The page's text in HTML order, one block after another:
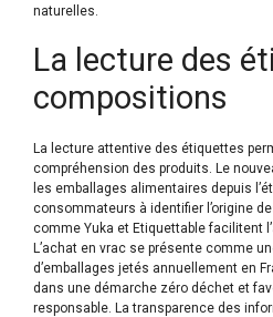
naturelles.
La lecture des
compositions
La lecture attentive des étiquettes
compréhension des produits. Le
les emballages alimentaires depuis
consommateurs à identifier l’origine
comme Yuka et Etiquettable facilitent
L’achat en vrac se présente comme
d’emballages jetés annuellement en
dans une démarche zéro déchet et
responsable. La transparence des